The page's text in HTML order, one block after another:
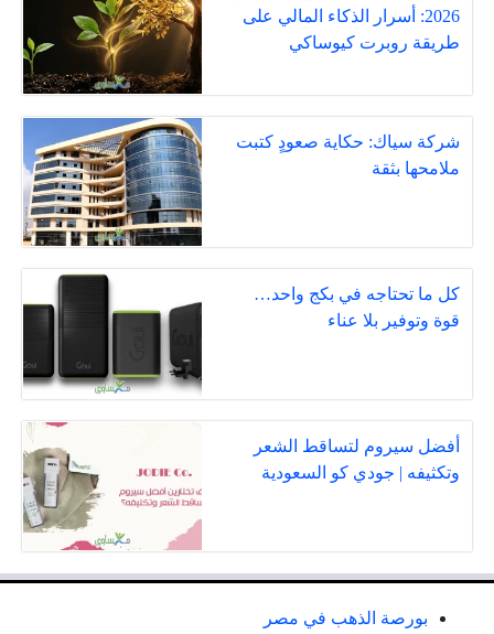
2026: أسرار الذكاء المالي على
طريقة روبرت كيوساكي
شركة سياك: حكاية صعودٍ كتبت
ملامحها بثقة
كل ما تحتاجه في بكج واحد…
قوة وتوفير بلا عناء
أفضل سيروم لتساقط الشعر
وتكثيفه | جودي كو السعودية
بورصة الذهب في مصر